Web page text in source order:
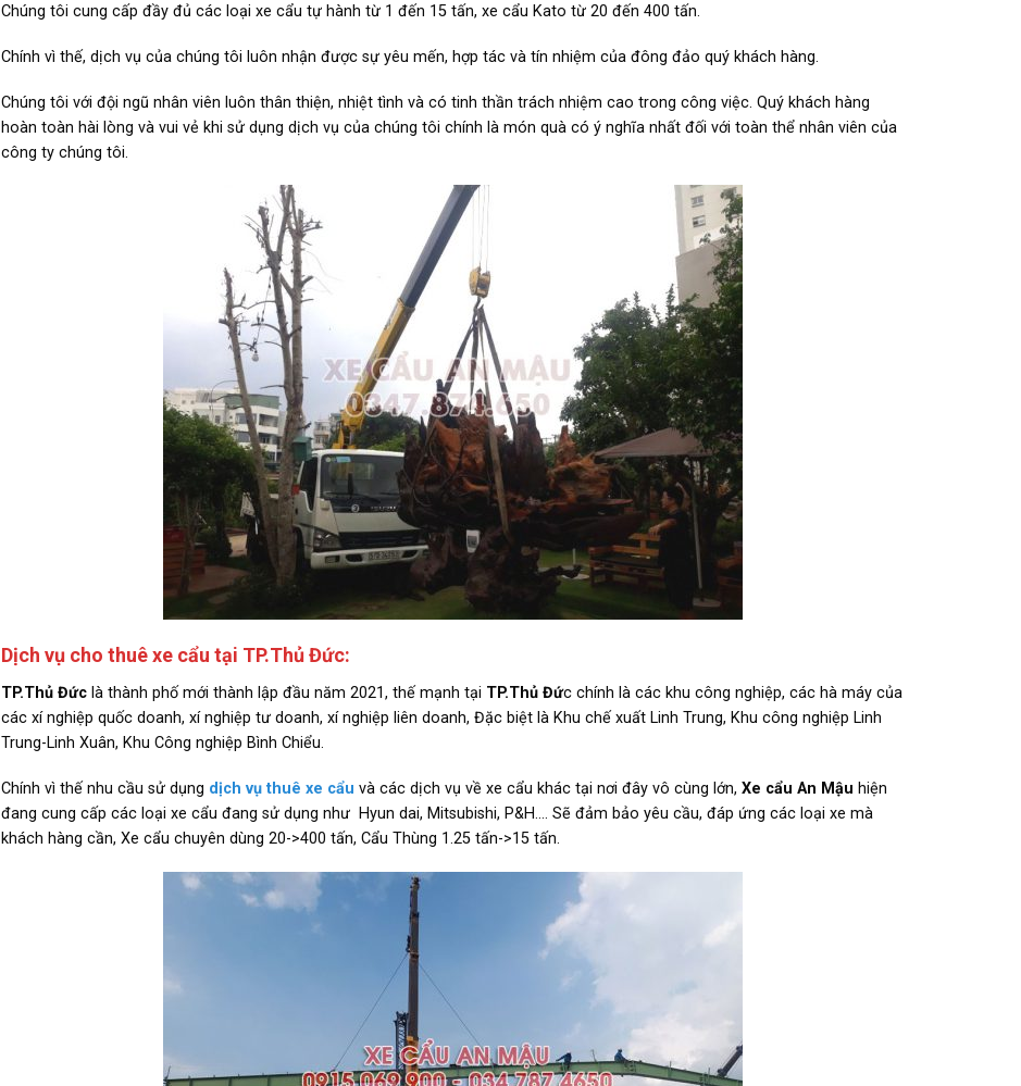
Chúng tôi cung cấp đầy đủ các loại xe cẩu tự hành từ 1 đến 15 tấn, xe cẩu Kato từ 20 đến 400 tấn.
Chính vì thế, dịch vụ của chúng tôi luôn nhận được sự yêu mến, hợp tác và tín nhiệm của đông đảo quý khách hàng.
Chúng tôi với đội ngũ nhân viên luôn thân thiện, nhiệt tình và có tinh thần trách nhiệm cao trong công việc. Quý khách hàng
hoàn toàn hài lòng và vui vẻ khi sử dụng dịch vụ của chúng tôi chính là món quà có ý nghĩa nhất đối với toàn thể nhân viên của
công ty chúng tôi.
Dịch vụ cho thuê xe cẩu tại TP.Thủ Đức:
TP.Thủ Đứclà thành phố mới thành lập đầu năm 2021, thế mạnh tại TP.Thủ Đức chính là các khu công nghiệp, các hà máy của
các xí nghiệp quốc doanh, xí nghiệp tư doanh, xí nghiệp liên doanh, Đặc biệt là Khu chế xuất Linh Trung, Khu công nghiệp Linh
Trung-Linh Xuân, Khu Công nghiệp Bình Chiểu.
Chính vì thế nhu cầu sử dụng dịch vụ thuê xe cẩu và các dịch vụ về xe cẩu khác tại nơi đây vô cùng lớn, Xe cẩu An Mậu hiện
đang cung cấp các loại xe cẩu đang sử dụng như Hyun dai, Mitsubishi, P&H…. Sẽ đảm bảo yêu cầu, đáp ứng các loại xe mà
khách hàng cần, Xe cẩu chuyên dùng 20->400 tấn, Cẩu Thùng 1.25 tấn->15 tấn.